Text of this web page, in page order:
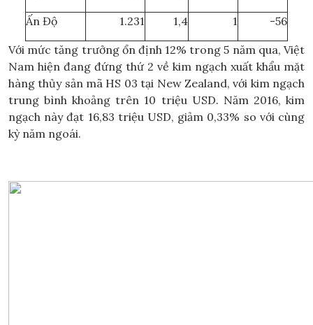
Ấn Độ 1.231 1,4 1 -56
Với mức tăng trưởng ổn định 12% trong 5 năm qua, Việt
Nam hiện đang đứng thứ 2 về kim ngạch xuất khẩu mặt
hàng thủy sản mã HS 03 tại New Zealand, với kim ngạch
trung bình khoảng trên 10 triệu USD. Năm 2016, kim
ngạch này đạt 16,83 triệu USD, giảm 0,33% so với cùng
kỳ năm ngoái.